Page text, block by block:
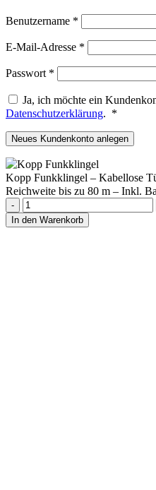
Benutzername *
E-Mail-Adresse *
Passwort *
Ja, ich möchte ein
Datenschutzerklärung. *
Neues Kundenkonto anlegen
Kopp Funkklingel – Kabellose
Reichweite bis zu 80 m – Inkl.
Kopp
Funkklingel
–
In den Warenkorb